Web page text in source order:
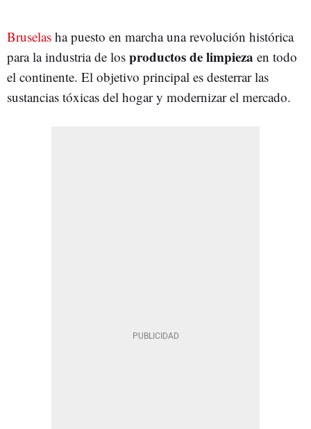
Bruselas ha puesto en marcha una revolución histórica
para la industria de los productos de limpieza en todo
el continente. El objetivo principal es desterrar las
sustancias tóxicas del hogar y modernizar el mercado.